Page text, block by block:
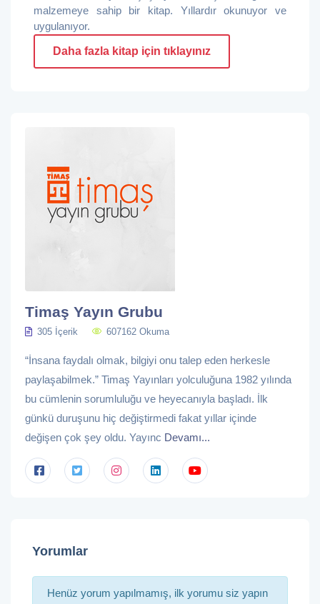
malzemeye sahip bir kitap. Yıllardır okunuyor ve
uygulanıyor.
Daha fazla kitap için tıklayınız
Timaş Yayın Grubu
305 İçerik 607162 Okuma
“İnsana faydalı olmak, bilgiyi onu talep eden herkesle
paylaşabilmek.” Timaş Yayınları yolculuğuna 1982 yılında
bu cümlenin sorumluluğu ve heyecanıyla başladı. İlk
günkü duruşunu hiç değiştirmedi fakat yıllar içinde
değişen çok şey oldu. Yayınc Devamı...
Yorumlar
Henüz yorum yapılmamış, ilk yorumu siz yapın